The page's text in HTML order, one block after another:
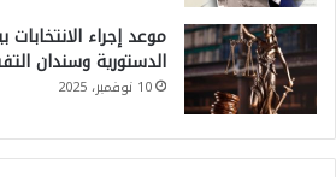
موعد إجراء
الدستورية وسندان
10 نوفمبر، 2025